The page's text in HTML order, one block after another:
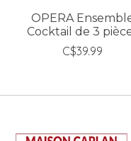
OPERA
Cocktail de 3
C$39.99